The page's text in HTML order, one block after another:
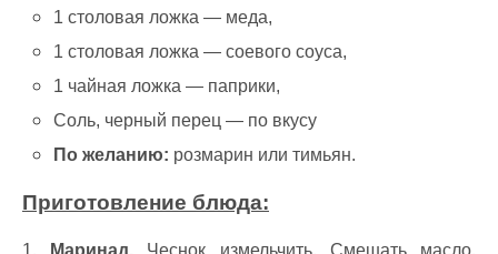
1 столовая ложка — меда,
1 столовая ложка — соевого соуса,
1 чайная ложка — паприки,
Соль, черный перец — по вкусу
По желанию: розмарин или тимьян.
Приготовление блюда: